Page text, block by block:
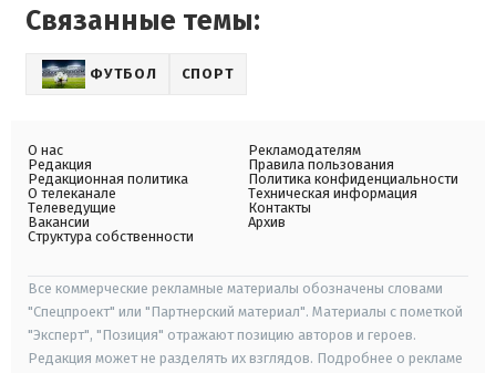
Связанные темы:
ФУТБОЛ СПОРТ
О нас
Редакция
Редакционная политика
О телеканале
Телеведущие
Вакансии
Структура собственности
Рекламодателям
Правила пользования
Политика конфиденциальности
Техническая информация
Контакты
Архив
Все коммерческие рекламные материалы обозначены словами
"Спецпроект" или "Партнерский материал". Материалы с пометкой
"Эксперт", "Позиция" отражают позицию авторов и героев.
Редакция может не разделять их взглядов. Подробнее о рекламе